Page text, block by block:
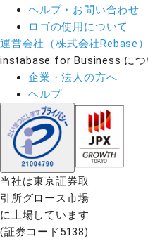
ヘルプ・お問い合わせ
ロゴの使用について
運営会社（株式会社Rebase）
instabase for Business につ
企業・法人の方へ
ヘルプ
当社は東京証券取
引所グロース市場
に上場しています
(証券コード5138)